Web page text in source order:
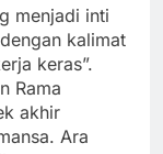
menjadi inti
kalimat
keras”.
Rama
akhir
Ara